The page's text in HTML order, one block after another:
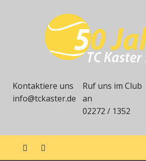
Kontaktiere uns
info@tckaster.de
Ruf uns im Club
an
02272 / 1352